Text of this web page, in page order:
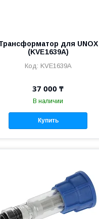
для UNOX
(KVE1639A)
KVE1639A
37 000 ₸
В наличии
Купить